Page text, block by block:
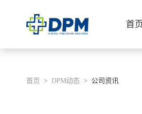
首页
首页 DPM动态 公司资讯